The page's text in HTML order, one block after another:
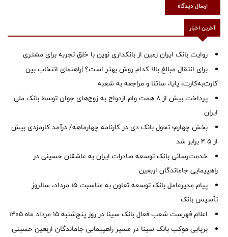
ارسال دیدگاه
آخرین اخبار
روایت بانک ایران زمین از بانکداری نوین با خلق تجربه برای مشتری
برای انتقال مبالغ بالا کدام روش بهتر است؟ |راهنمای انتخاب بین
کارت‌به‌کارت، پایا، ساتنا و مراجعه به شعبه
پرداخت بیش از ۸ همت وام ازدواج به زوج‌های جوان توسط بانک ملی
ایران
بخش چهارم؛ تحول بانک دی در کارنامه چهارماهه/ درآمد کارمزدی بیش
از ۴.۵ برابر شد
خدمت‌رسانی بانک توسعه صادرات ایران به عاشقان حسینی در
راهپیمایی جاماندگان اربعین
پیام مدیرعامل بانک توسعه تعاون به مناسبت 15 مرداد، سالروز
تأسیس بانک
اعلام فهرست شعب فعال بانک سینا در روز پنج‌شنبه 15 مرداد ماه 1405
برپایی موکب بانک سینا در مسیر راهپیمایی جاماندگان اربعین حسینی